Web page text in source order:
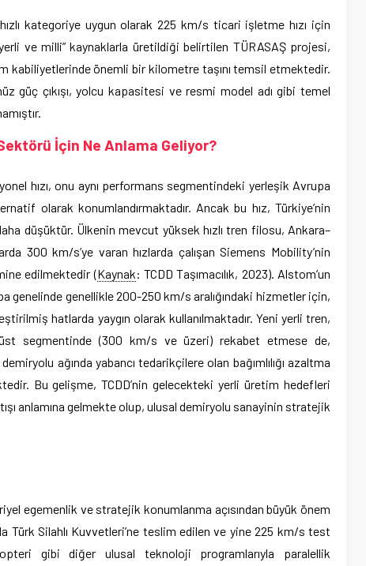
kategoriye uygun olarak 225 km/s ticari işletme hızı için
ve milli” kaynaklarla üretildiği belirtilen TÜRASAŞ projesi,
kabiliyetlerinde önemli bir kilometre taşını temsil etmektedir.
güç çıkışı, yolcu kapasitesi ve resmi model adı gibi temel
İçin Ne Anlama Geliyor?
hızı, onu aynı performans segmentindeki yerleşik Avrupa
olarak konumlandırmaktadır. Ancak bu hız, Türkiye’nin
düşüktür. Ülkenin mevcut yüksek hızlı tren filosu, Ankara–
300 km/s’ye varan hızlarda çalışan Siemens Mobility’nin
edilmektedir (Kaynak: TCDD Taşımacılık, 2023). Alstom’un
genelinde genellikle 200-250 km/s aralığındaki hizmetler için,
hatlarda yaygın olarak kullanılmaktadır. Yeni yerli tren,
üst segmentinde (300 km/s ve üzeri) rekabet etmese de,
ağında yabancı tedarikçilere olan bağımlılığı azaltma
Bu gelişme, TCDD’nin gelecekteki yerli üretim hedefleri
anlamına gelmekte olup, ulusal demiryolu sanayinin stratejik
egemenlik ve stratejik konumlanma açısından büyük önem
Türk Silahlı Kuvvetleri’ne teslim edilen ve yine 225 km/s test
gibi diğer ulusal teknoloji programlarıyla paralellik